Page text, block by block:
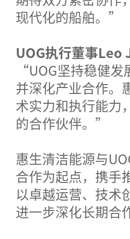
现代化的船舶。”
UOG执行董事Leo
“UOG坚持稳健
并深化产业合作。
术实力和执行能力
的合作伙伴。”
惠生清洁能源与
合作为起点，携手
以卓越运营、技术
进一步深化长期合